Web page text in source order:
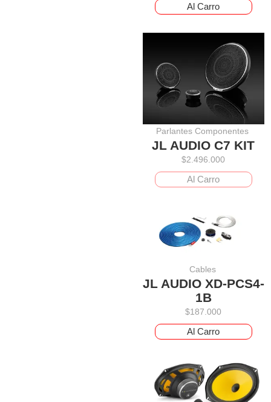
Al Carro
Parlantes Componentes
JL AUDIO C7 KIT
$2.496.000
Al Carro
Cables
JL AUDIO XD-PCS4-
1B
$187.000
Al Carro